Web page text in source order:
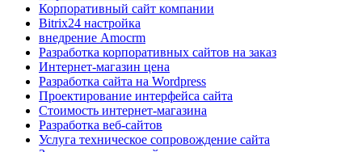
Корпоративный сайт компании
Bitrix24 настройка
внедрение Amocrm
Разработка корпоративных сайтов на заказ
Интернет-магазин цена
Разработка сайта на Wordpress
Проектирование интерфейса сайта
Стоимость интернет-магазина
Разработка веб-сайтов
Услуга техническое сопровождение сайта